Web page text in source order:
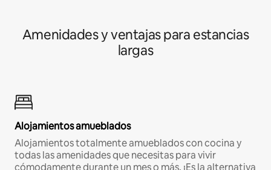
Amenidades y ventajas para estancias
largas
Alojamientos amueblados
Alojamientos totalmente amueblados con cocina y
todas las amenidades que necesitas para vivir
cómodamente durante un mes o más. ¡Es la alternativa